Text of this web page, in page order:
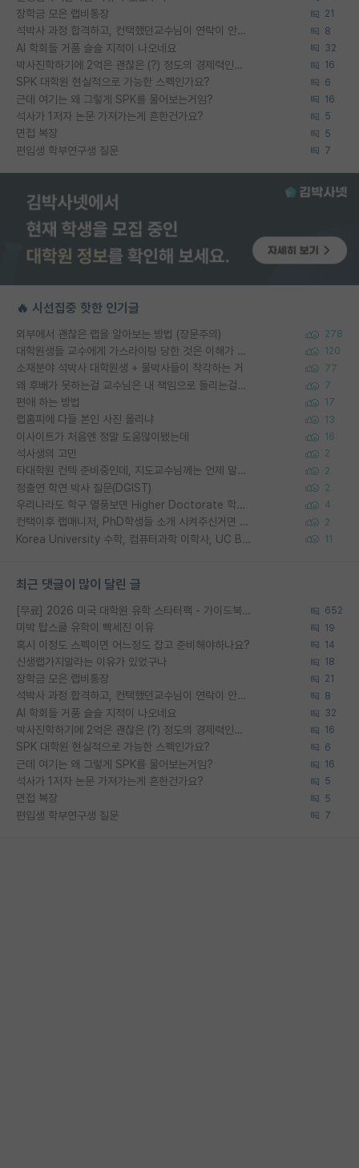
장학금 모은 랩비통장 21
석박사 과정 합격하고, 컨택했던교수님이 연락이 안됩니다... 8
AI 학회들 거품 슬슬 지적이 나오네요 32
박사진학하기에 2억은 괜찮은 (?) 정도의 경제력인가요 16
SPK 대학원 현실적으로 가능한 스펙인가요? 6
근데 여기는 왜 그렇게 SPK를 물어보는거임? 16
석사가 1저자 논문 가져가는게 흔한건가요? 5
면접 복장 5
편입생 학부연구생 질문 7
🔥 시선집중 핫한 인기글
외부에서 괜찮은 랩을 알아보는 방법 (장문주의) 278
대학원생들 교수에게 가스라이팅 당한 것은 이해가 갑니다. 안타깝네요. 120
소재분야 석박사 대학원생 + 물박사들이 착각하는 거 77
왜 후배가 못하는걸 교수님은 내 책임으로 돌리는걸까요? 7
편애 하는 방법 17
랩홈피에 다들 본인 사진 올리냐 13
이사이트가 처음엔 정말 도움많이됐는데 16
석사생의 고민 2
타대학원 컨텍 준비중인데, 지도교수님께는 언제 말씀드려야 할까요? 2
정출연 학연 박사 질문(DGIST) 2
우리나라도 학구 열풍보면 Higher Doctorate 학위가 필요하다고 봅니다. 4
컨택이후 랩매니저, PhD학생들 소개 시켜주신거면 거의 컨펌에 가깝나요? 2
Korea University 수학, 컴퓨터과학 이학사, UC Berkeley 산업공학 대학원 공학박사가 되는 것은 쉽지 않겠죠? 11
최근 댓글이 많이 달린 글
[무료] 2026 미국 대학원 유학 스타터팩 - 가이드북 & 합격자 컨택메일 템플릿 652
미박 탑스쿨 유학이 빡세진 이유 19
혹시 이정도 스펙이면 어느정도 잡고 준비해야하나요? 14
신생랩가지말라는 이유가 있었구나 18
장학금 모은 랩비통장 21
석박사 과정 합격하고, 컨택했던교수님이 연락이 안됩니다... 8
AI 학회들 거품 슬슬 지적이 나오네요 32
박사진학하기에 2억은 괜찮은 (?) 정도의 경제력인가요 16
SPK 대학원 현실적으로 가능한 스펙인가요? 6
근데 여기는 왜 그렇게 SPK를 물어보는거임? 16
석사가 1저자 논문 가져가는게 흔한건가요? 5
면접 복장 5
편입생 학부연구생 질문 7